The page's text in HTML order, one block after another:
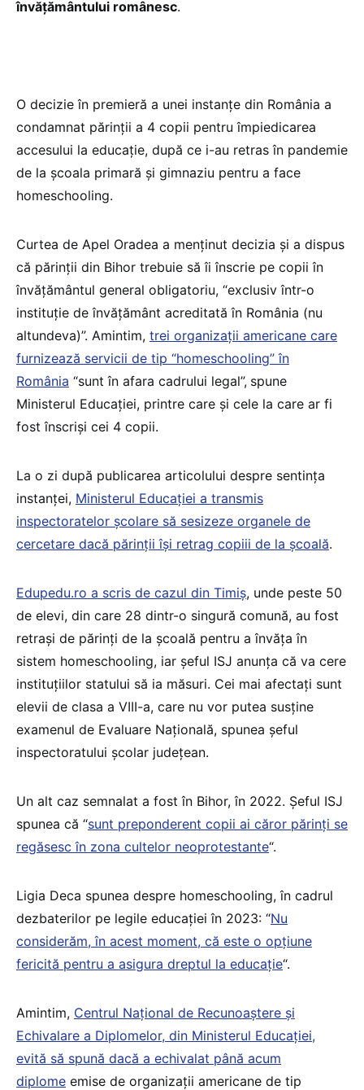
învățământului românesc.
O decizie în premieră a unei instanțe din România a
condamnat părinții a 4 copii pentru împiedicarea
accesului la educație, după ce i-au retras în pandemie
de la școala primară și gimnaziu pentru a face
homeschooling.
Curtea de Apel Oradea a menținut decizia și a dispus
că părinții din Bihor trebuie să îi înscrie pe copii în
învăţământul general obligatoriu, “exclusiv într-o
instituţie de învăţământ acreditată în România (nu
altundeva)”. Amintim, trei organizații americane care
furnizează servicii de tip “homeschooling” în
România “sunt în afara cadrului legal”, spune
Ministerul Educației, printre care și cele la care ar fi
fost înscriși cei 4 copii.
La o zi după publicarea articolului despre sentința
instanței, Ministerul Educației a transmis
inspectoratelor școlare să sesizeze organele de
cercetare dacă părinții își retrag copiii de la școală.
Edupedu.ro a scris de cazul din Timiș, unde peste 50
de elevi, din care 28 dintr-o singură comună, au fost
retrași de părinți de la școală pentru a învăța în
sistem homeschooling, iar șeful ISJ anunța că va cere
instituţiilor statului să ia măsuri. Cei mai afectaţi sunt
elevii de clasa a VIII-a, care nu vor putea susţine
examenul de Evaluare Naţională, spunea șeful
inspectoratului școlar județean.
Un alt caz semnalat a fost în Bihor, în 2022. Șeful ISJ
spunea că “sunt preponderent copii ai căror părinți se
regăsesc în zona cultelor neoprotestante“.
Ligia Deca spunea despre homeschooling, în cadrul
dezbaterilor pe legile educației în 2023: “Nu
considerăm, în acest moment, că este o opțiune
fericită pentru a asigura dreptul la educație“.
Amintim, Centrul Național de Recunoaștere și
Echivalare a Diplomelor, din Ministerul Educației,
evită să spună dacă a echivalat până acum
diplome emise de organizații americane de tip